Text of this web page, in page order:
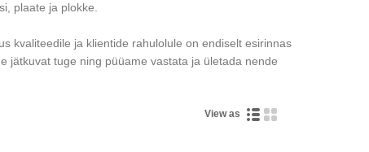
plaate ja plokke.
kvaliteedile ja klientide rahulolule on endiselt esirinnas
jätkuvat tuge ning püüame vastata ja ületada nende
View as